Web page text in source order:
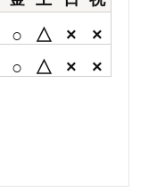
○ △ × ×
○ △ × ×